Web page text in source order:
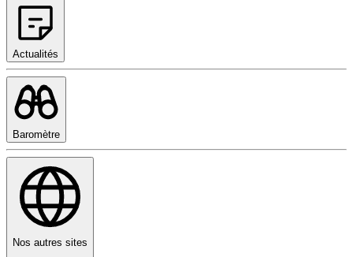
Actualités
Baromètre
Nos autres sites